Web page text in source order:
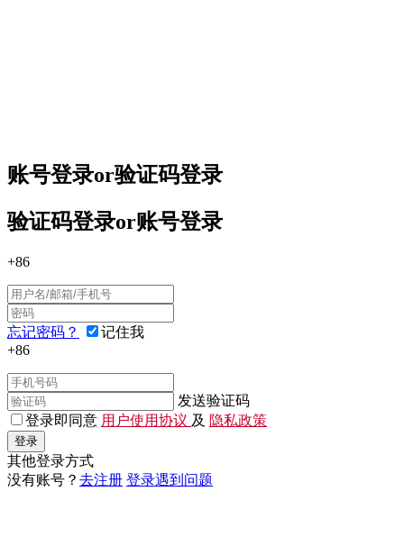
账号登录or验证码登录
验证码登录or账号登录
+86
忘记密码？
记住我
+86
发送验证码
登录即同意 用户使用协议 及 隐私政策
登录
其他登录方式
没有账号？ 去注册 登录遇到问题